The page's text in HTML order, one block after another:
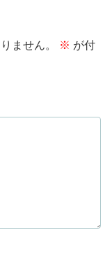
ません。 ※ が付